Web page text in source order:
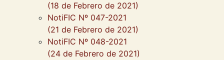
(18 de Febrero de 2021)
NotiFIC Nº 047-2021
(21 de Febrero de 2021)
NotiFIC Nº 048-2021
(24 de Febrero de 2021)